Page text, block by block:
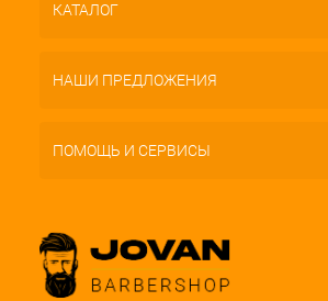
КАТАЛОГ
НАШИ ПРЕДЛОЖЕНИЯ
ПОМОЩЬ И СЕРВИСЫ